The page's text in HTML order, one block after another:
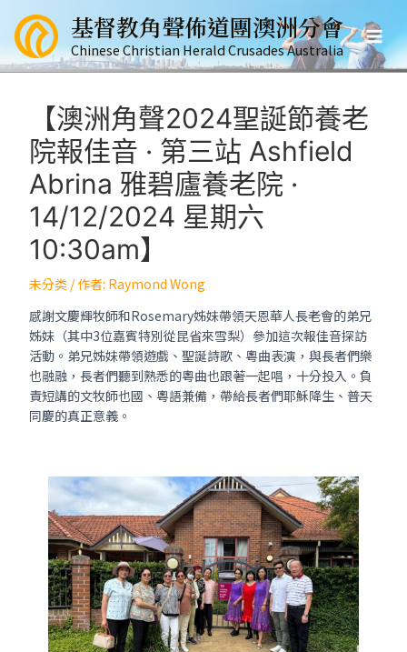
要
基督教角聲佈道團澳洲分會
Chinese Christian Herald Crusades Australia
Main
【澳洲角聲2024聖誕節養老
院報佳音 · 第三站 Ashfield
Abrina 雅碧廬養老院 ·
14/12/2024 星期六
10:30am】
未分类 / 作者: Raymond Wong
感謝文慶輝牧師和Rosemary姊妹帶領天恩華人長老會的弟兄
姊妹（其中3位嘉賓特別從昆省來雪梨）參加這次報佳音探訪
活動。弟兄姊妹帶領遊戲、聖誕詩歌、粵曲表演，與長者們樂
也融融，長者們聽到熟悉的粵曲也跟著一起唱，十分投入。負
責短講的文牧師也國、粵語兼備，帶給長者們耶穌降生、普天
同慶的真正意義。